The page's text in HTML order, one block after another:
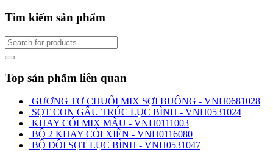
Tìm kiếm sản phẩm
Top sản phẩm liên quan
GƯƠNG TƠ CHUỐI MIX SỢI BUÔNG - VNH0681028
SỌT CON GẤU TRÚC LỤC BÌNH - VNH0531024
KHAY CÓI MIX MÀU - VNH0111003
BỘ 2 KHAY CÓI XIÊN - VNH0116080
BỘ ĐÔI SỌT LỤC BÌNH - VNH0531047